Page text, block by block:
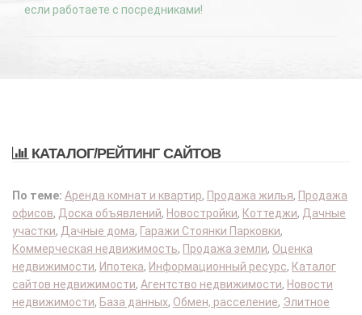
если работаете с посредниками!
КАТАЛОГ/РЕЙТИНГ САЙТОВ
По теме: Аренда комнат и квартир, Продажа жилья, Продажа
офисов, Доска объявлений, Новостройки, Коттеджи, Дачные
участки, Дачные дома, Гаражи Стоянки Парковки,
Коммерческая недвижимость, Продажа земли, Оценка
недвижимости, Ипотека, Информационный ресурс, Каталог
сайтов недвижимости, Агентство недвижимости, Новости
недвижимости, База данных, Обмен, расселение, Элитное